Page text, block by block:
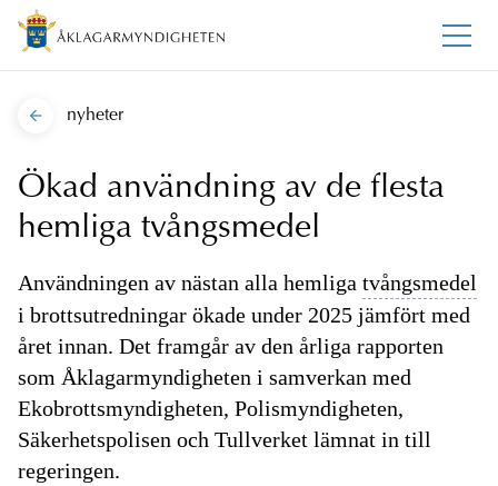
nyheter
Ökad användning av de flesta
hemliga tvångsmedel
Användningen av nästan alla hemliga tvångsmedel
i brottsutredningar ökade under 2025 jämfört med
året innan. Det framgår av den årliga rapporten
som Åklagarmyndigheten i samverkan med
Ekobrottsmyndigheten, Polismyndigheten,
Säkerhetspolisen och Tullverket lämnat in till
regeringen.